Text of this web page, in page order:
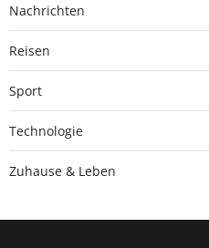
Nachrichten
Reisen
Sport
Technologie
Zuhause & Leben